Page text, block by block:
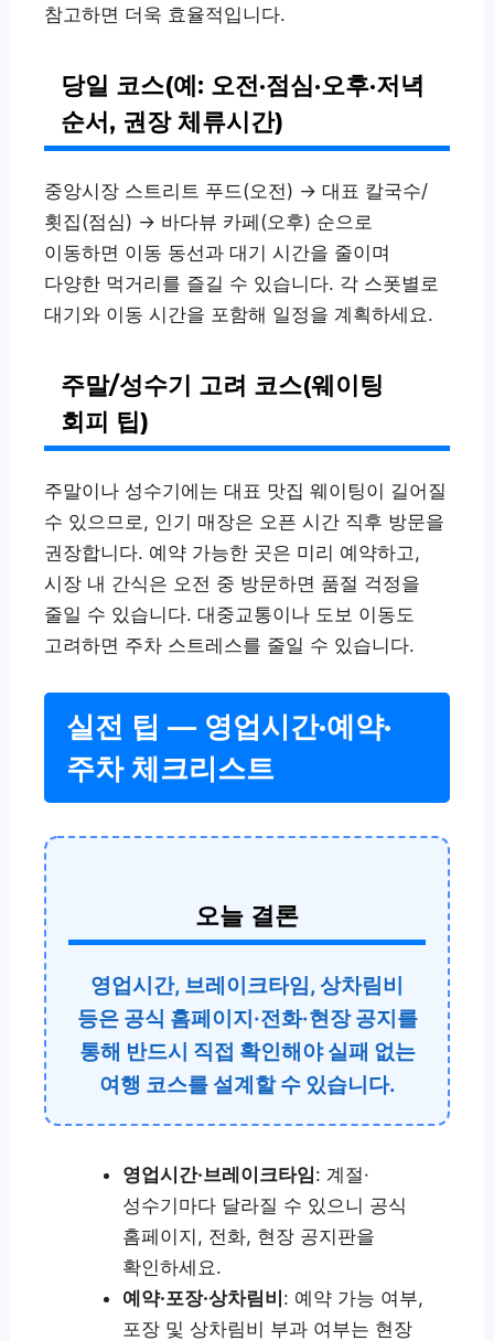
참고하면 더욱 효율적입니다.
당일 코스(예: 오전·점심·오후·저녁
순서, 권장 체류시간)
중앙시장 스트리트 푸드(오전) → 대표 칼국수/
횟집(점심) → 바다뷰 카페(오후) 순으로
이동하면 이동 동선과 대기 시간을 줄이며
다양한 먹거리를 즐길 수 있습니다. 각 스폿별로
대기와 이동 시간을 포함해 일정을 계획하세요.
주말/성수기 고려 코스(웨이팅
회피 팁)
주말이나 성수기에는 대표 맛집 웨이팅이 길어질
수 있으므로, 인기 매장은 오픈 시간 직후 방문을
권장합니다. 예약 가능한 곳은 미리 예약하고,
시장 내 간식은 오전 중 방문하면 품절 걱정을
줄일 수 있습니다. 대중교통이나 도보 이동도
고려하면 주차 스트레스를 줄일 수 있습니다.
실전 팁 — 영업시간·예약·
주차 체크리스트
오늘 결론
영업시간, 브레이크타임, 상차림비
등은 공식 홈페이지·전화·현장 공지를
통해 반드시 직접 확인해야 실패 없는
여행 코스를 설계할 수 있습니다.
영업시간·브레이크타임: 계절·
성수기마다 달라질 수 있으니 공식
홈페이지, 전화, 현장 공지판을
확인하세요.
예약·포장·상차림비: 예약 가능 여부,
포장 및 상차림비 부과 여부는 현장